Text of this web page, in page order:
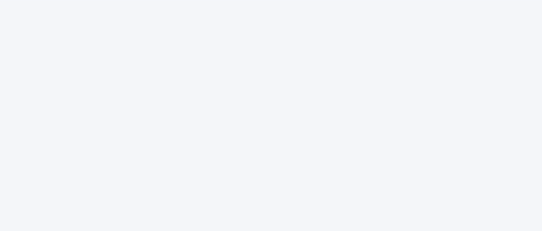
Anfrage und wir werden